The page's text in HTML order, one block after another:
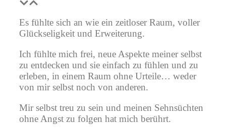
Es fühlte sich an wie ein zeitloser Raum, voller
Glückseligkeit und Erweiterung.
Ich fühlte mich frei, neue Aspekte meiner selbst
zu entdecken und sie einfach zu fühlen und zu
erleben, in einem Raum ohne Urteile… weder
von mir selbst noch von anderen.
Mir selbst treu zu sein und meinen Sehnsüchten
ohne Angst zu folgen hat mich berührt.